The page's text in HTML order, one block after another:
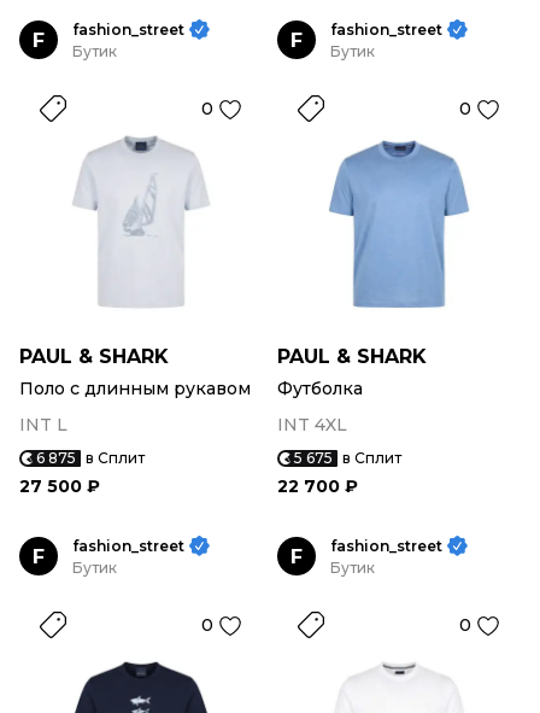
F
fashion_street
Бутик
0
PAUL & SHARK
Поло с длинным рукавом
INT L
6 875 в Сплит
27 500 ₽
F
fashion_street
Бутик
0
PAUL & SHARK
Футболка
INT 4XL
5 675 в Сплит
22 700 ₽
F
fashion_street
Бутик
0
F
fashion_street
Бутик
0